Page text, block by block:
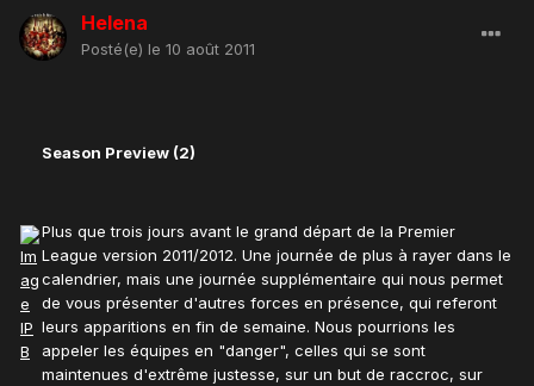
Helena
Posté(e) le 10 août 2011
Season Preview (2)
Plus que trois jours avant le grand départ de la Premier
League version 2011/2012. Une journée de plus à rayer dans le
calendrier, mais une journée supplémentaire qui nous permet
de vous présenter d'autres forces en présence, qui referont
leurs apparitions en fin de semaine. Nous pourrions les
appeler les équipes en "danger", celles qui se sont
maintenues d'extrême justesse, sur un but de raccroc, sur